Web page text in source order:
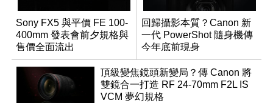
Sony FX5 與平價 FE 100-
400mm 發表會前夕規格與
售價全面流出
回歸攝影本質？Canon 新
一代 PowerShot 隨身機傳
今年底前現身
頂級變焦鏡頭新變局？傳 Canon 將
雙鏡合一打造 RF 24-70mm F2L IS
VCM 夢幻規格